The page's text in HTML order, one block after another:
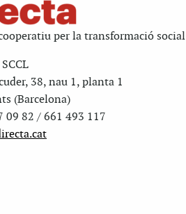
per la transformació social
38, nau 1, planta 1
(Barcelona)
09 82 / 661 493 117